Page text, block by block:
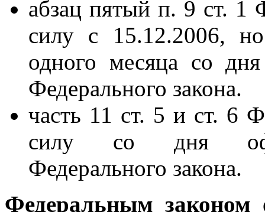
абзац пятый п. 9 ст. 1
силу с 15.12.2006,
одного месяца со
Федерального закона.
часть 11 ст. 5 и ст. 6
силу со дня
Федерального закона.
Федеральным